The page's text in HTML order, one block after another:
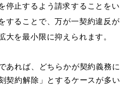
停止するよう請求することをい
することで、万が一契約違反が
大を最小限に抑えられます。
あれば、どちらかが契約義務に
契約解除」とするケースが多い